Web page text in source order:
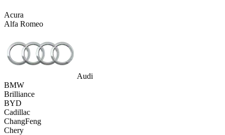
Acura
Alfa Romeo
Audi
BMW
Brilliance
BYD
Cadillac
ChangFeng
Chery